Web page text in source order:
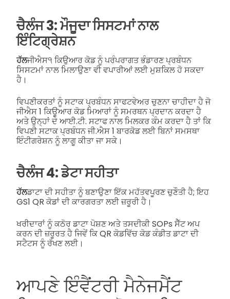
ਚੈਲੰਜ 3: ਮੌਜੂਦਾ ਸਿਸਟਮਾਂ ਨਾਲ
ਇੰਟਿਗ੍ਰੇਸ਼ਨ
ਹੱਲਜੀਐਸ੧ ਕਿਉਆਰ ਕੋਡ ਨੂੰ ਪਰੰਪਰਾਗਤ ਭੰਡਾਰਣ ਪ੍ਰਬੰਧਨ
ਸਿਸਟਮਾਂ ਨਾਲ ਮਿਲਾਉਣਾ ਵੀ ਵਪਾਰੀਆਂ ਲਈ ਮੁਸ਼ਕਿਲ ਹੋ ਸਕਦਾ
ਹੈ।
ਵਿਪਣੀਕਰਤਾਂ ਨੂੰ ਸਟਾਕ ਪ੍ਰਬੰਧਨ ਸਾਫਟਵੇਅਰ ਚੁਣਨਾ ਚਾਹੀਦਾ ਹੈ ਜੋ
ਜੀਐਸ 1 ਕਿਊਆਰ ਕੋਡ ਮਿਆਰਾਂ ਨੂੰ ਸਮਰਥਨ ਪ੍ਰਦਾਨ ਕਰਦਾ ਹੈ
ਅਤੇ ਉਨ੍ਹਾਂ ਦੇ ਆਈ.ਟੀ. ਸਟਾਫ ਨਾਲ ਮਿਲਕਰ ਕੰਮ ਕਰਦਾ ਹੈ ਤਾਂ ਕਿ
ਵਿਪਣੀ ਸਟਾਕ ਪ੍ਰਬੰਧਨ ਜੀ.ਐਸ 1 ਬਾਰਕੋਡ ਲਈ ਬਿਨਾਂ ਸਮਸਥਾ
ਇੰਟੀਗਰੇਸ਼ਨ ਨੂੰ ਲਾਗੂ ਕੀਤਾ ਜਾ ਸਕੇ।
ਚੈਲੰਜ 4: ਡੇਟਾ ਸਹੀਤਾ
ਹੱਲਡਾਟਾ ਦੀ ਸਹੀਤਾ ਨੂੰ ਬਣਾਉਣਾ ਇੱਕ ਮਹੱਤਵਪੂਰਣ ਚੁਣੌਤੀ ਹੈ; ਇਹ
GS1 QR ਕੋਡਾਂ ਦੀ ਕਾਰਗਰਤਾ ਲਈ ਜ਼ਰੂਰੀ ਹੈ।
ਖਰੀਦਾਰਾਂ ਨੂੰ ਕਠੋਰ ਡਾਟਾ ਪੋਸ਼ਣ ਅਤੇ ਤਸਦੀਕੀ SOPs ਸੈੱਟ ਅਪ
ਕਰਨ ਦੀ ਜ਼ਰੂਰਤ ਹੈ ਜਿਵੇਂ ਕਿ QR ਕੋਡਵਿੱਚ ਕੋਡ ਕੰਡੀਤ ਡਾਟਾ ਦੀ
ਸਟੈਟਸ ਨੂੰ ਰੱਖਣ ਲਈ।
ਆਪਣੇ ਇੰਵੈਂਟਰੀ ਮੈਨੇਜਮੈਂਟ